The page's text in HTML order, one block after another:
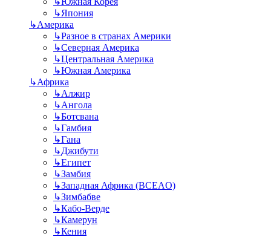
↳Япония
↳Америка
↳Разное в странах Америки
↳Северная Америка
↳Центральная Америка
↳Южная Америка
↳Африка
↳Алжир
↳Ангола
↳Ботсвана
↳Гамбия
↳Гана
↳Джибути
↳Египет
↳Замбия
↳Западная Африка (BCEAO)
↳Зимбабве
↳Кабо-Верде
↳Камерун
↳Кения